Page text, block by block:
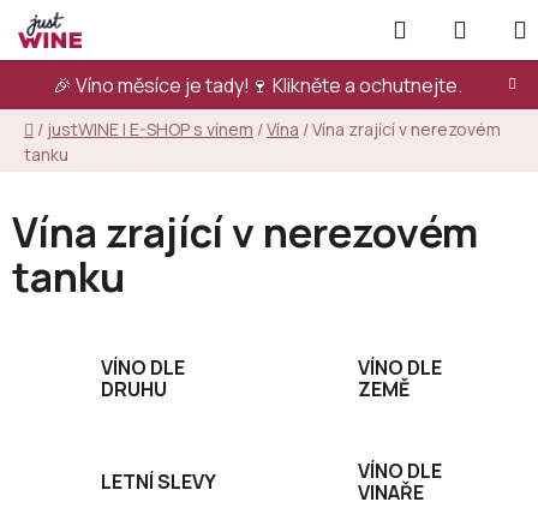
Přejít
na
obsah
🎉 Víno měsíce je tady!🍷 Klikněte a ochutnejte.
Hledat
KOŠÍK
Domů
/ justWINE | E-SHOP s vínem /Vína /Vína zrající v nerezovém
tanku
Vína zrající v nerezovém
tanku
VÍNO DLE
DRUHU
VÍNO DLE
ZEMĚ
LETNÍ SLEVY
VÍNO DLE
VINAŘE